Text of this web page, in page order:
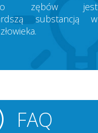
zębów jest
substancją w
FAQ